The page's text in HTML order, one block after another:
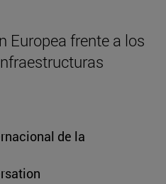
Europea frente a los
de la